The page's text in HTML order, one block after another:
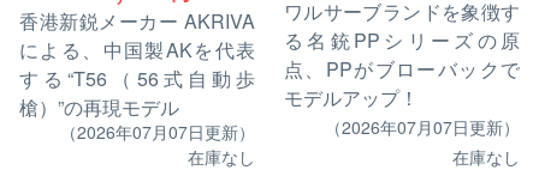
香港新鋭メーカー AKRIVA
による、中国製AKを代表
する“T56（56式自動歩
槍）”の再現モデル
（2026年07月07日更新）
在庫なし
ワルサーブランドを象徴す
る名銃PPシリーズの原
点、PPがブローバックで
モデルアップ！
（2026年07月07日更新）
在庫なし